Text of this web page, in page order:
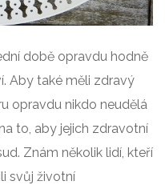
době opravdu hodně
Aby také měli zdravý
opravdu nikdo neudělá
to, aby jejich zdravotní
Znám několik lidí, kteří
svůj životní